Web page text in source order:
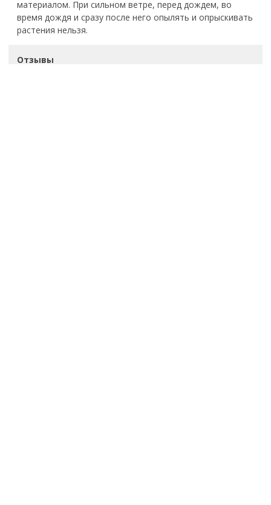
материалом. При сильном ветре, перед дождем, во
время дождя и сразу после него опылять и опрыскивать
растения нельзя.
Отзывы